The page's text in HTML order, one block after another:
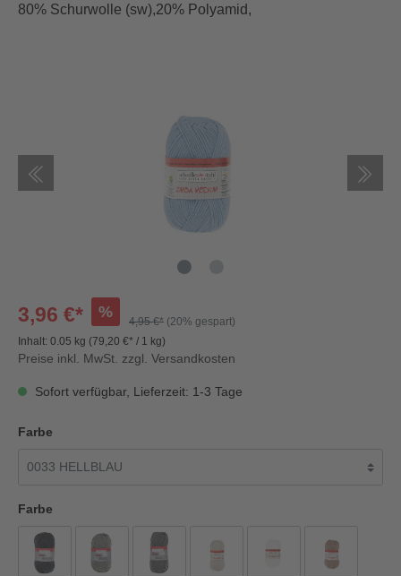
80% Schurwolle (sw),20% Polyamid,
3,96 €* %
4,95 €* (20% gespart)
Inhalt: 0.05 kg (79,20 €* / 1 kg)
Preise inkl. MwSt. zzgl. Versandkosten
Sofort verfügbar, Lieferzeit: 1-3 Tage
Farbe
Farbe